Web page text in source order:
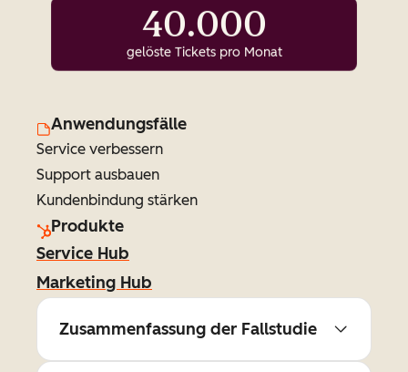
40.000
gelöste Tickets pro Monat
Anwendungsfälle
Service verbessern
Support ausbauen
Kundenbindung stärken
Produkte
Service Hub
Marketing Hub
Zusammenfassung der Fallstudie